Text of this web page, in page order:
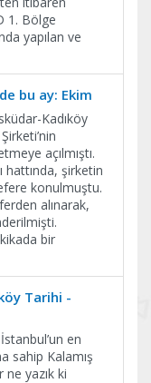
1. Bölge
yapılan ve
bu ay: Ekim
Kadıköy
açılmıştı.
hattında, şirketin
konulmuştu.
alınarak,
bir
Tarihi -
en
sahip Kalamış
yazık ki